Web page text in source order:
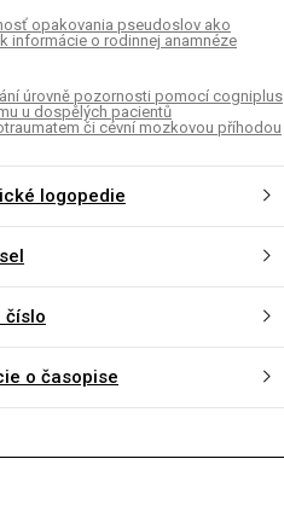
opakovania pseudoslov ako
informácie o rodinnej anamnéze
úrovně pozornosti pomocí cogniplus
u dospělých pacientů
či cévní mozkovou příhodou
logopedie
číslo
o časopise